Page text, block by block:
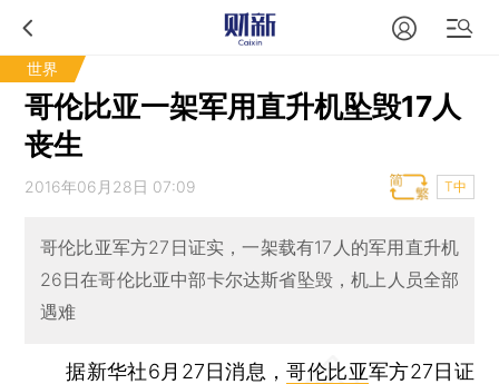
世界
哥伦比亚一架军用直升机坠毁17人
丧生
2016年06月28日 07:09 T中
哥伦比亚军方27日证实，一架载有17人的军用直升机
26日在哥伦比亚中部卡尔达斯省坠毁，机上人员全部
遇难
据新华社6月27日消息，哥伦比亚军方27日证